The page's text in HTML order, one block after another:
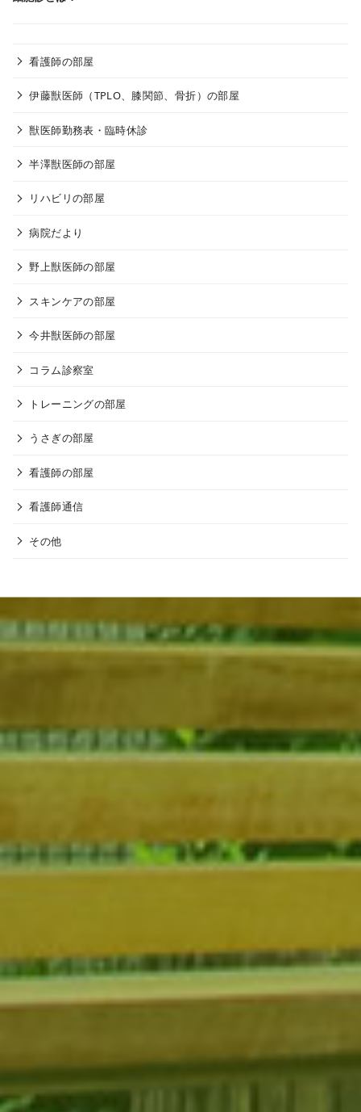
看護師の部屋
伊藤獣医師（TPLO、膝関節、骨折）の部屋
獣医師勤務表・臨時休診
半澤獣医師の部屋
リハビリの部屋
病院だより
野上獣医師の部屋
スキンケアの部屋
今井獣医師の部屋
コラム診察室
トレーニングの部屋
うさぎの部屋
看護師の部屋
看護師通信
その他